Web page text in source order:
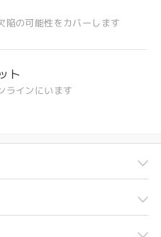
陥の可能性をカバーします
ト
ラインにいます